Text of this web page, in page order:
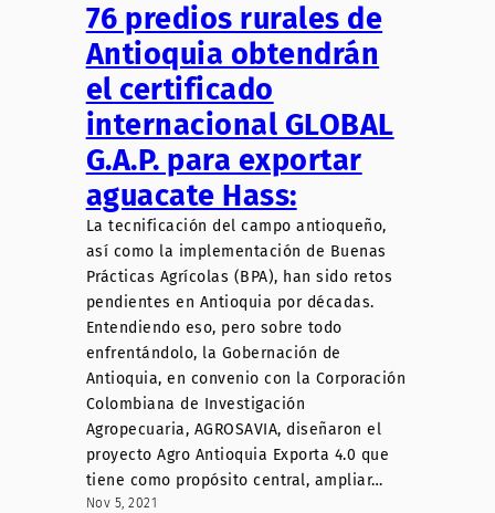
76 predios rurales de
Antioquia obtendrán
el certificado
internacional GLOBAL
G.A.P. para exportar
aguacate Hass:
La tecnificación del campo antioqueño,
así como la implementación de Buenas
Prácticas Agrícolas (BPA), han sido retos
pendientes en Antioquia por décadas.
Entendiendo eso, pero sobre todo
enfrentándolo, la Gobernación de
Antioquia, en convenio con la Corporación
Colombiana de Investigación
Agropecuaria, AGROSAVIA, diseñaron el
proyecto Agro Antioquia Exporta 4.0 que
tiene como propósito central, ampliar…
Nov 5, 2021